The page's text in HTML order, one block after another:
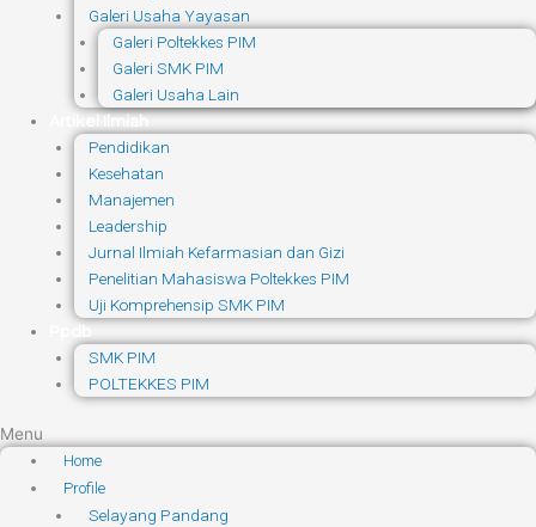
Galeri Usaha Yayasan
Galeri Poltekkes PIM
Galeri SMK PIM
Galeri Usaha Lain
Artikel Ilmiah
Pendidikan
Kesehatan
Manajemen
Leadership
Jurnal Ilmiah Kefarmasian dan Gizi
Penelitian Mahasiswa Poltekkes PIM
Uji Komprehensip SMK PIM
Ppdb
SMK PIM
POLTEKKES PIM
Menu
Home
Profile
Selayang Pandang